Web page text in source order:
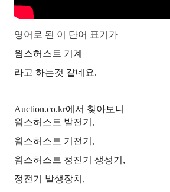
영어로 된 이 단어 표기가
윔스허스트 기계
라고 하는것 같네요.
Auction.co.kr에서 찾아보니
윔스허스트 발전기,
윔스허스트 기전기,
윔스허스트 정진기 생성기,
정전기 발생장치,